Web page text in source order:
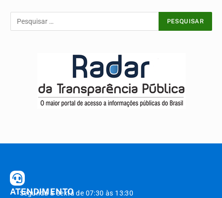
ATENDIMENTO
Segunda à Sexta de 07:30 às 13:30